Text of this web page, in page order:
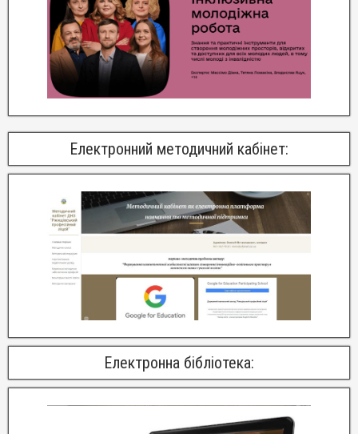
Електронний методичний кабінет:
Електронна бібліотека: